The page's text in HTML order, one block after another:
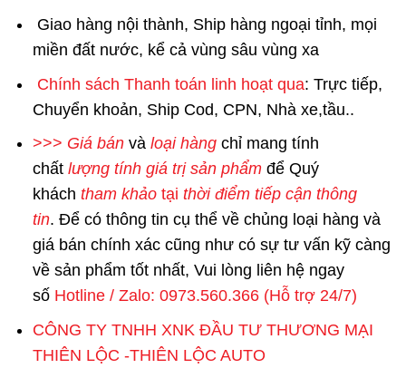
Giao hàng nội thành, Ship hàng ngoại tỉnh, mọi
miền đất nước, kể cả vùng sâu vùng xa
Chính sách Thanh toán linh hoạt qua: Trực tiếp,
Chuyển khoản, Ship Cod, CPN, Nhà xe,tầu..
>>> Giá bán và loại hàngchỉ mang tính
chất lượng tính giá trị sản phẩmđể Quý
khách tham khảotại thời điểm tiếp cận thông
tin. Để có thông tin cụ thể về chủng loại hàng và
giá bán chính xác cũng như có sự tư vấn kỹ càng
về sản phẩm tốt nhất, Vui lòng liên hệ ngay
số Hotline / Zalo: 0973.560.366 (Hỗ trợ 24/7)
CÔNG TY TNHH XNK ĐẦU TƯ THƯƠNG MẠI
THIÊN LỘC -THIÊN LỘC AUTO